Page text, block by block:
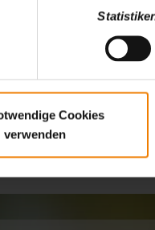
Cookies
verwenden